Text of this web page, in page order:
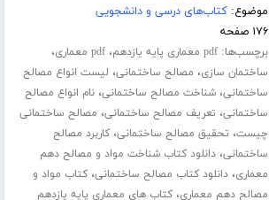
موضوع:کتاب‌های درسی و دانشجویی
۱۷۶ صفحه
برچسب‌ها:pdf معماری پایه یازدهم ،pdf معماری ،
ساختمان سازی، مصالح ساختمانی، لیست انواع مصالح
ساختمانی،شناخت مصالح ساختمانی،نام انواع مصالح
ساختمانی، تعریف مصالح ساختمانی، مصالح ساختمانی
چیست، تحقیق مصالح ساختمانی،کاربرد مصالح
ساختمانی،دانلود کتاب شناخت مواد و مصالح دهم
معماری،دانلود کتاب مصالح ساختمانی،کتاب مواد و
مصالح دهم معماری،کتاب های معماری پایه یازدهم